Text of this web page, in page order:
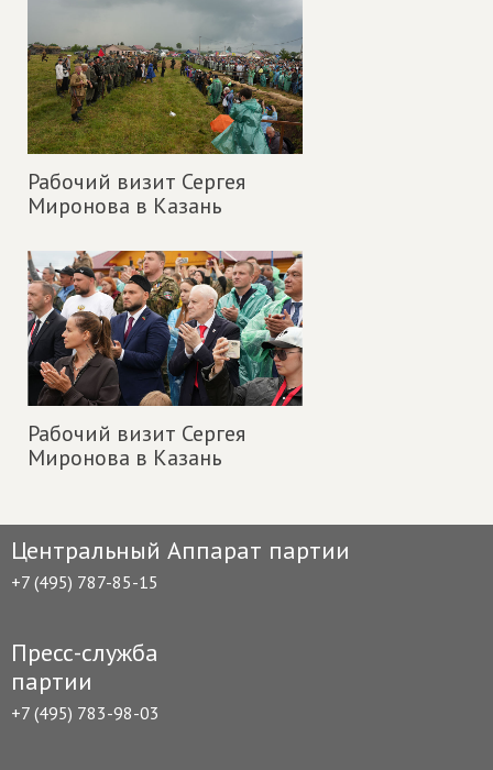
Рабочий визит Сергея
Миронова в Казань
Рабочий визит Сергея
Миронова в Казань
Центральный Аппарат партии
+7 (495) 787-85-15
Пресс-служба
партии
+7 (495) 783-98-03